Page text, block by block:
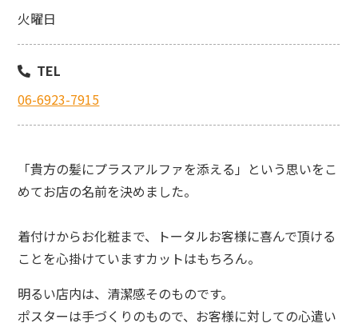
火曜日
TEL
06-6923-7915
「貴方の髪にプラスアルファを添える」という思いをこ
めてお店の名前を決めました。
着付けからお化粧まで、トータルお客様に喜んで頂ける
ことを心掛けていますカットはもちろん。
明るい店内は、清潔感そのものです。
ポスターは手づくりのもので、お客様に対しての心遣い